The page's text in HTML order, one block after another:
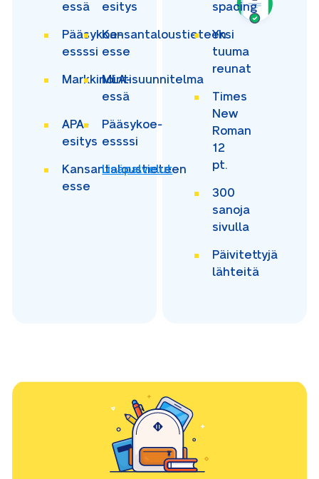
essä
esitys
Pääsykoe-
essssi
Kansantaloustieteen
esse
Markkinointisuunnitelma
MLA-
essä
APA-
esitys
Pääsykoe-
essssi
Kansantaloustieteen
esse
Lisäpalvelut
spacing
Yksi
tuuma
reunat
Times
New
Roman
12
pt.
300
sanoja
sivulla
Päivitettyjä
lähteitä